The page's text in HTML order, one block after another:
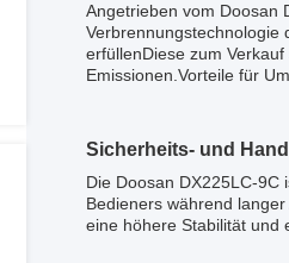
Angetrieben vom Doosan
Verbrennungstechnologie
erfüllenDiese zum
Emissionen.Vorteile für
Sicherheits- und
Die Doosan DX225LC-9C
Bedieners während
eine höhere Stabilität und